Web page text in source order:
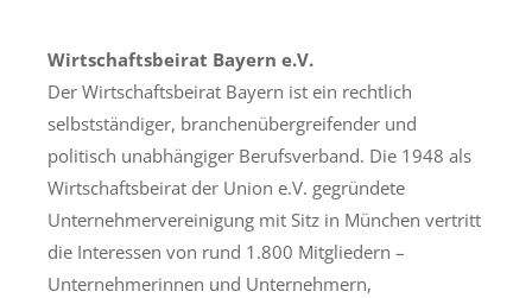
Wirtschaftsbeirat Bayern e.V.
Der Wirtschaftsbeirat Bayern ist ein rechtlich
selbstständiger, branchenübergreifender und
politisch unabhängiger Berufsverband. Die 1948 als
Wirtschaftsbeirat der Union e.V. gegründete
Unternehmervereinigung mit Sitz in München vertritt
die Interessen von rund 1.800 Mitgliedern –
Unternehmerinnen und Unternehmern,